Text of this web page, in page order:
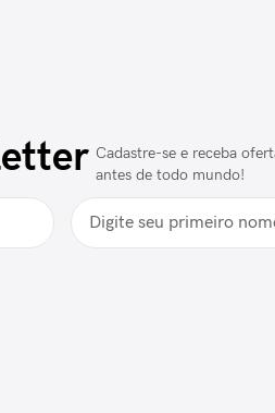
Cadastre-se e receba
antes de todo mundo!